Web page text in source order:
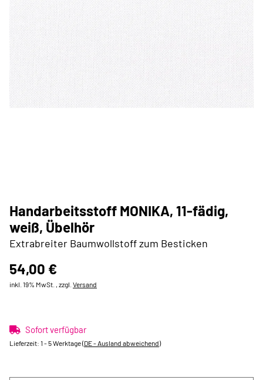
Handarbeitsstoff MONIKA, 11-fädig,
weiß, Übelhör
Extrabreiter Baumwollstoff zum Besticken
54,00 €
inkl. 19% MwSt. , zzgl. Versand
Sofort verfügbar
Lieferzeit: 1 - 5 Werktage(DE - Ausland abweichend)